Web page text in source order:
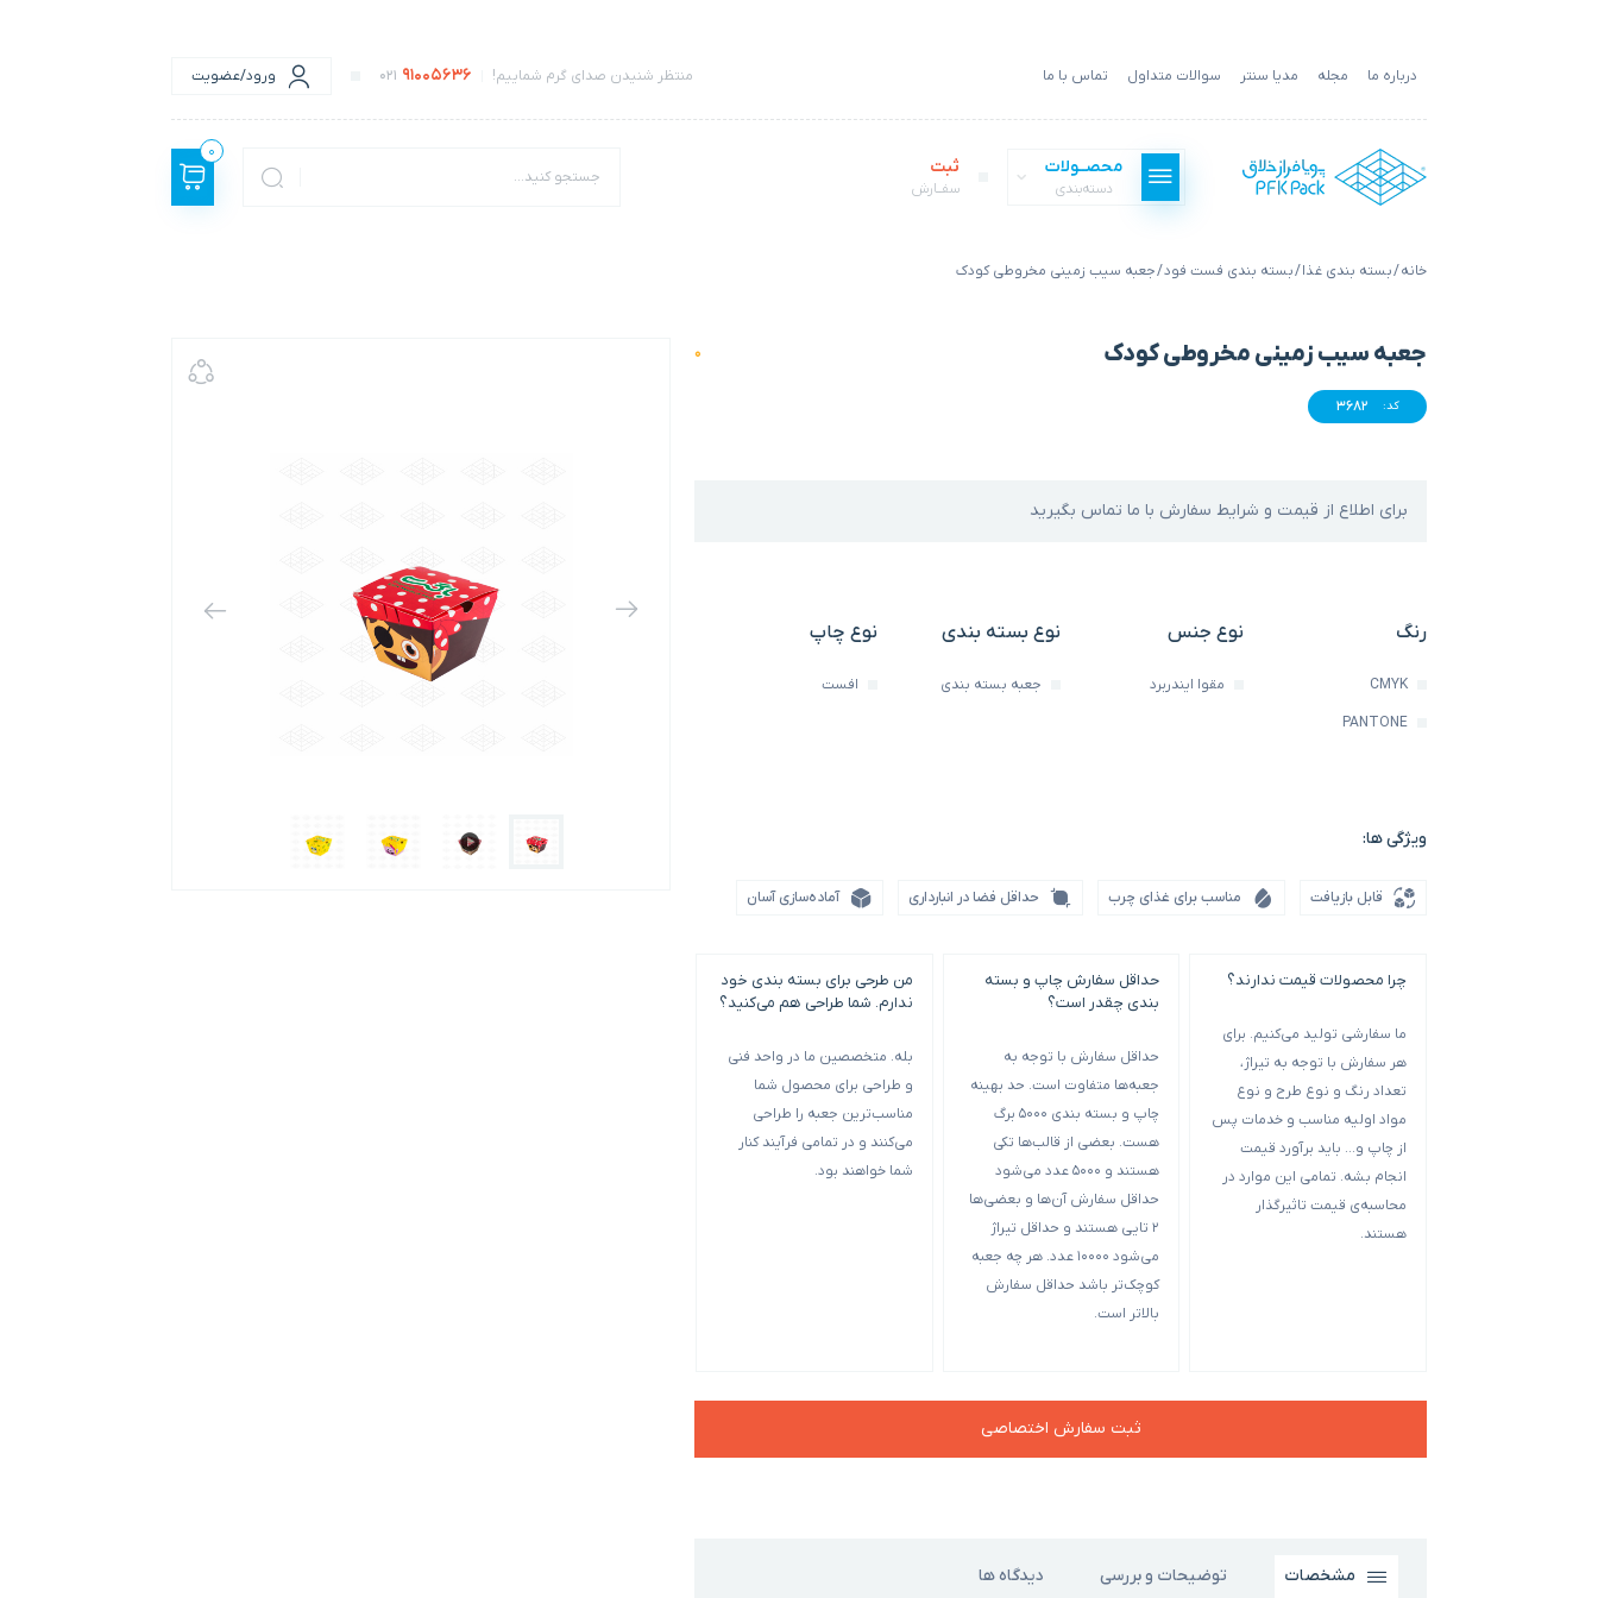
درباره ما مجله مدیا سنتر سوالات متداول تماس با ما منتظر شنیدن صدای گرم شماییم! 91005636
021 ورود/عضویت
محصــولات
دسته‌بندی
بسته بندی فست فود
بسته بندی غذا
ثبت
سفــارش
0
خانه/بسته بندی غذا/بسته بندی فست فود/ جعبه سیب زمینی مخروطی کودک
جعبه سیب زمینی مخروطی کودک 0
کد: 3682
برای اطلاع از قیمت و شرایط سفارش با ما تماس بگیرید
رنگ
CMYK
PANTONE
نوع جنس
مقوا ایندربرد
نوع بسته بندی
جعبه بسته بندی
نوع چاپ
افست
ویژگی ها:
قابل بازیافت مناسب برای غذای چرب حداقل فضا در انبارداری آماده‌سازی آسان
چرا محصولات قیمت ندارند؟
ما سفارشی تولید می‌کنیم. برای
هر سفارش با توجه به تیراژ،
تعداد رنگ و نوع طرح و نوع
مواد اولیه مناسب و خدمات پس
از چاپ و… باید برآورد قیمت
انجام بشه. تمامی این موارد در
محاسبه‌ی قیمت تاثیرگذار
هستند.
حداقل سفارش چاپ و بسته
بندی چقدر است؟
حداقل سفارش با توجه به
جعبه‌ها متفاوت است. حد بهینه
چاپ و بسته بندی 5000 برگ
هست. بعضی از قالب‌ها تکی
هستند و 5000 عدد می‌شود
حداقل سفارش آن‌ها و بعضی‌ها
2 تایی هستند و حداقل تیراژ
می‌شود 10000 عدد. هر چه جعبه
کوچک‌تر باشد حداقل سفارش
بالاتر است.
من طرحی برای بسته بندی خود
ندارم. شما طراحی هم می‌کنید؟
بله. متخصصین ما در واحد فنی
و طراحی برای محصول شما
مناسب‌ترین جعبه را طراحی
می‌کنند و در تمامی فرآیند کنار
شما خواهند بود.
ثبت سفارش اختصاصی
مشخصات توضیحات و بررسی دیدگاه ها